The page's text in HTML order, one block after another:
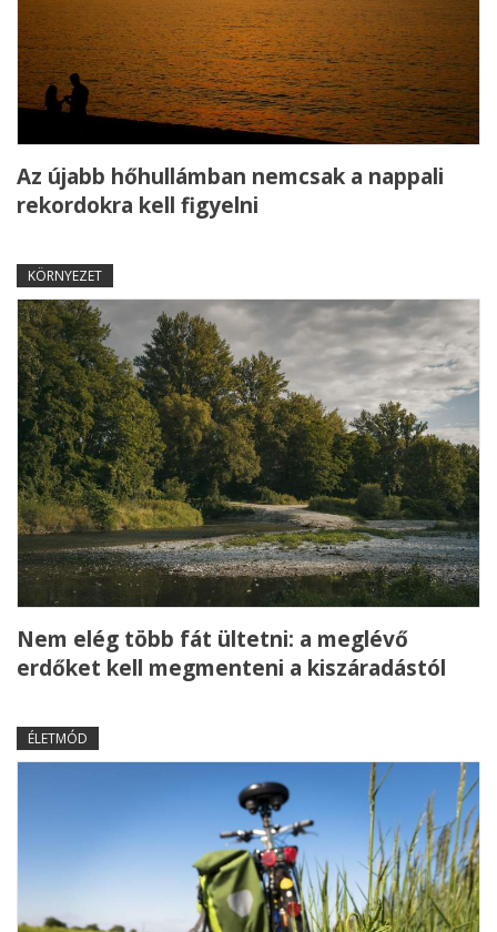
Az újabb hőhullámban nemcsak a nappali
rekordokra kell figyelni
KÖRNYEZET
Nem elég több fát ültetni: a meglévő
erdőket kell megmenteni a kiszáradástól
ÉLETMÓD